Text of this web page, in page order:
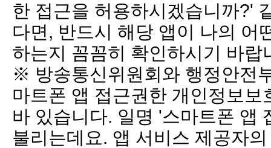
한 접근을 허용하시겠습니까?'
다면, 반드시 해당 앱이 나의 어
하는지 꼼꼼히 확인하시기 바랍
※ 방송통신위원회와 행정안전
마트폰 앱 접근권한 개인정보보
바 있습니다. 일명 '스마트폰 앱
불리는데요. 앱 서비스 제공자